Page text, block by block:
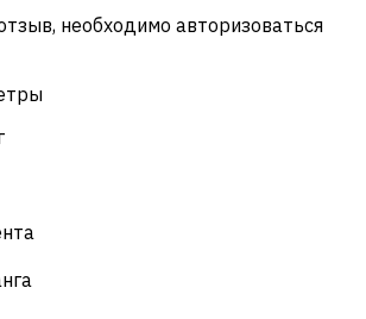
необходимо авторизоваться